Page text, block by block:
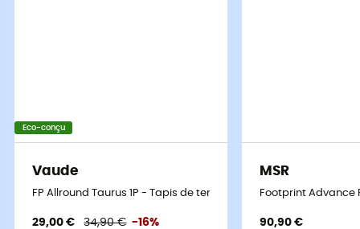
Eco-conçu
Vaude
FP Allround Taurus 1P - Tapis de tente
29,00 € 34,90 € -16%
MSR
Footprint Advance
90,90 €